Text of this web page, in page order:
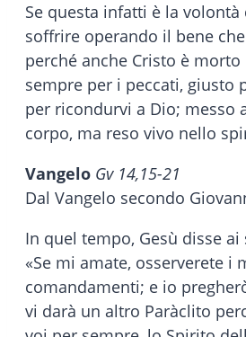
Se questa infatti è la
soffrire operando il bene
perché anche Cristo è
sempre per i peccati, giusto
per ricondurvi a Dio; messo
corpo, ma reso vivo nello
Vangelo Gv 14,15-21
Dal Vangelo secondo
In quel tempo, Gesù disse
«Se mi amate, osserverete i
comandamenti; e io
vi darà un altro Paràclito